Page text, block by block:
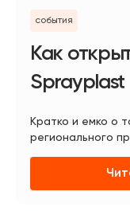
события
Как
Sprayplast
Кратко и емко о
регионального